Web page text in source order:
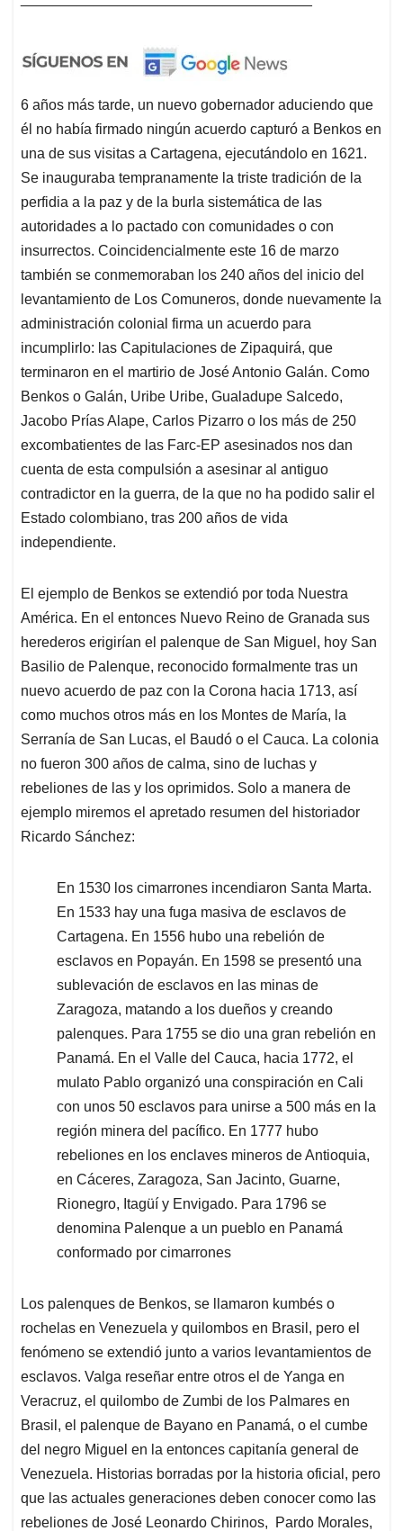
6 años más tarde, un nuevo gobernador aduciendo que
él no había firmado ningún acuerdo capturó a Benkos en
una de sus visitas a Cartagena, ejecutándolo en 1621.
Se inauguraba tempranamente la triste tradición de la
perfidia a la paz y de la burla sistemática de las
autoridades a lo pactado con comunidades o con
insurrectos. Coincidencialmente este 16 de marzo
también se conmemoraban los 240 años del inicio del
levantamiento de Los Comuneros, donde nuevamente la
administración colonial firma un acuerdo para
incumplirlo: las Capitulaciones de Zipaquirá, que
terminaron en el martirio de José Antonio Galán. Como
Benkos o Galán, Uribe Uribe, Gualadupe Salcedo,
Jacobo Prías Alape, Carlos Pizarro o los más de 250
excombatientes de las Farc-EP asesinados nos dan
cuenta de esta compulsión a asesinar al antiguo
contradictor en la guerra, de la que no ha podido salir el
Estado colombiano, tras 200 años de vida
independiente.
El ejemplo de Benkos se extendió por toda Nuestra
América. En el entonces Nuevo Reino de Granada sus
herederos erigirían el palenque de San Miguel, hoy San
Basilio de Palenque, reconocido formalmente tras un
nuevo acuerdo de paz con la Corona hacia 1713, así
como muchos otros más en los Montes de María, la
Serranía de San Lucas, el Baudó o el Cauca. La colonia
no fueron 300 años de calma, sino de luchas y
rebeliones de las y los oprimidos. Solo a manera de
ejemplo miremos el apretado resumen del historiador
Ricardo Sánchez:
En 1530 los cimarrones incendiaron Santa Marta.
En 1533 hay una fuga masiva de esclavos de
Cartagena. En 1556 hubo una rebelión de
esclavos en Popayán. En 1598 se presentó una
sublevación de esclavos en las minas de
Zaragoza, matando a los dueños y creando
palenques. Para 1755 se dio una gran rebelión en
Panamá. En el Valle del Cauca, hacia 1772, el
mulato Pablo organizó una conspiración en Cali
con unos 50 esclavos para unirse a 500 más en la
región minera del pacífico. En 1777 hubo
rebeliones en los enclaves mineros de Antioquia,
en Cáceres, Zaragoza, San Jacinto, Guarne,
Rionegro, Itagüí y Envigado. Para 1796 se
denomina Palenque a un pueblo en Panamá
conformado por cimarrones
Los palenques de Benkos, se llamaron kumbés o
rochelas en Venezuela y quilombos en Brasil, pero el
fenómeno se extendió junto a varios levantamientos de
esclavos. Valga reseñar entre otros el de Yanga en
Veracruz, el quilombo de Zumbi de los Palmares en
Brasil, el palenque de Bayano en Panamá, o el cumbe
del negro Miguel en la entonces capitanía general de
Venezuela. Historias borradas por la historia oficial, pero
que las actuales generaciones deben conocer como las
rebeliones de José Leonardo Chirinos, Pardo Morales,